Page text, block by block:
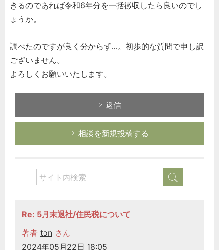
きるのであれば令和6年分を一括徴収 したら良いのでし
ょうか。
調べたのですが良く分からず…。初歩的な質問で申し訳
ございません。
よろしくお願いいたします。
返信
相談を新規投稿する
Re: 5月末退社/住民税について
著者 ton さん
2024年05月22日 18:05